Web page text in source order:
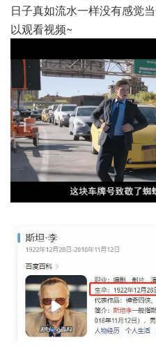
日子真如流水一样没有感觉
以观看视频~